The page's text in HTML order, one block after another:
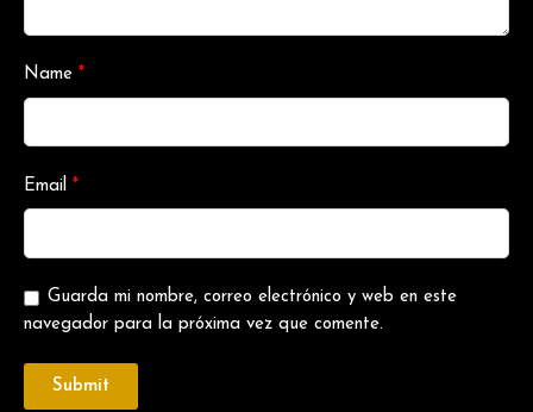
Name *
Email *
Guarda mi nombre, correo electrónico y web en este
navegador para la próxima vez que comente.